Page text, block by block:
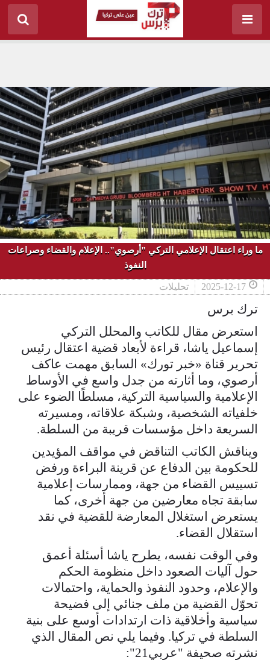
ما وراء اعتقال الإعلامي التركي "أرصوي".. الإعلام والقضاء وصراعات
النفوذ
2025-12-17 تحليلات
ترك برس
استعرض مقال للكاتب والمحلل التركي
إسماعيل ياشا، قراءة لأبعاد قضية اعتقال رئيس
تحرير قناة «خبر تورك» السابق مهمت عاكف
أرصوي، وما أثارته من جدل واسع في الأوساط
الإعلامية والسياسية التركية، مسلطًا الضوء على
خلفياته الشخصية، وشبكة علاقاته، ومسيرته
السريعة داخل مؤسسات قريبة من السلطة.
ويناقش الكاتب التناقض في مواقف المؤيدين
للحكومة بين الدفاع عن قرينة البراءة ورفض
تسييس القضاء من جهة، وممارسات إعلامية
سابقة تجاه معارضين من جهة أخرى، كما
يستعرض استغلال المعارضة للقضية في نقد
استقلال القضاء.
وفي الوقت نفسه، يطرح ياشا أسئلة أعمق
حول آليات الصعود داخل منظومة الحكم
والإعلام، وحدود النفوذ والحماية، واحتمالات
تحوّل القضية من ملف جنائي إلى فضيحة
سياسية وأخلاقية ذات ارتدادات أوسع على بنية
السلطة في تركيا. وفيما يلي نص المقال الذي
نشرته صحيفة "عربي21":